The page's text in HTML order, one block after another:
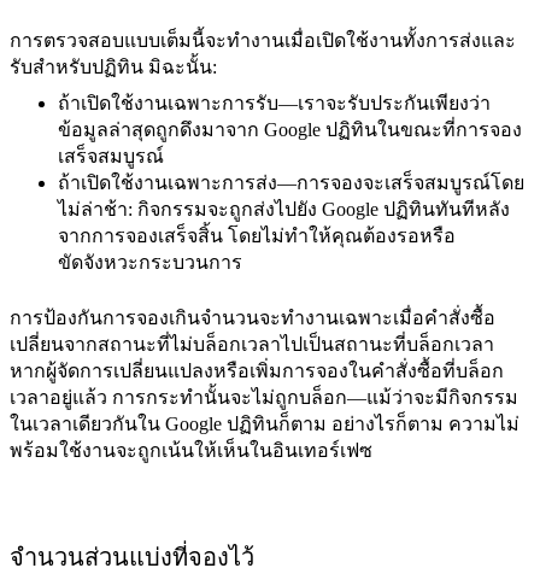
การตรวจสอบแบบเต็มนี้จะทำงานเมื่อเปิดใช้งานทั้งการส่งและ
รับสำหรับปฏิทิน มิฉะนั้น:
ถ้าเปิดใช้งานเฉพาะการรับ—เราจะรับประกันเพียงว่า
ข้อมูลล่าสุดถูกดึงมาจาก Google ปฏิทินในขณะที่การจอง
เสร็จสมบูรณ์
ถ้าเปิดใช้งานเฉพาะการส่ง—การจองจะเสร็จสมบูรณ์โดย
ไม่ล่าช้า: กิจกรรมจะถูกส่งไปยัง Google ปฏิทินทันทีหลัง
จากการจองเสร็จสิ้น โดยไม่ทำให้คุณต้องรอหรือ
ขัดจังหวะกระบวนการ
การป้องกันการจองเกินจำนวนจะทำงานเฉพาะเมื่อคำสั่งซื้อ
เปลี่ยนจากสถานะที่ไม่บล็อกเวลาไปเป็นสถานะที่บล็อกเวลา
หากผู้จัดการเปลี่ยนแปลงหรือเพิ่มการจองในคำสั่งซื้อที่บล็อก
เวลาอยู่แล้ว การกระทำนั้นจะไม่ถูกบล็อก—แม้ว่าจะมีกิจกรรม
ในเวลาเดียวกันใน Google ปฏิทินก็ตาม อย่างไรก็ตาม ความไม่
พร้อมใช้งานจะถูกเน้นให้เห็นในอินเทอร์เฟซ
จำนวนส่วนแบ่งที่จองไว้